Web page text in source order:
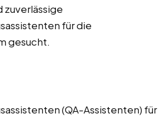
zuverlässige
für die
gesucht.
(QA-Assistenten) für